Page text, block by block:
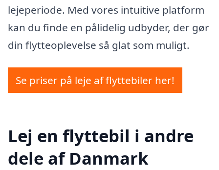
lejeperiode. Med vores intuitive platform
kan du finde en pålidelig udbyder, der gør
din flytteoplevelse så glat som muligt.
Se priser på leje af flyttebiler her!
Lej en flyttebil i andre
dele af Danmark